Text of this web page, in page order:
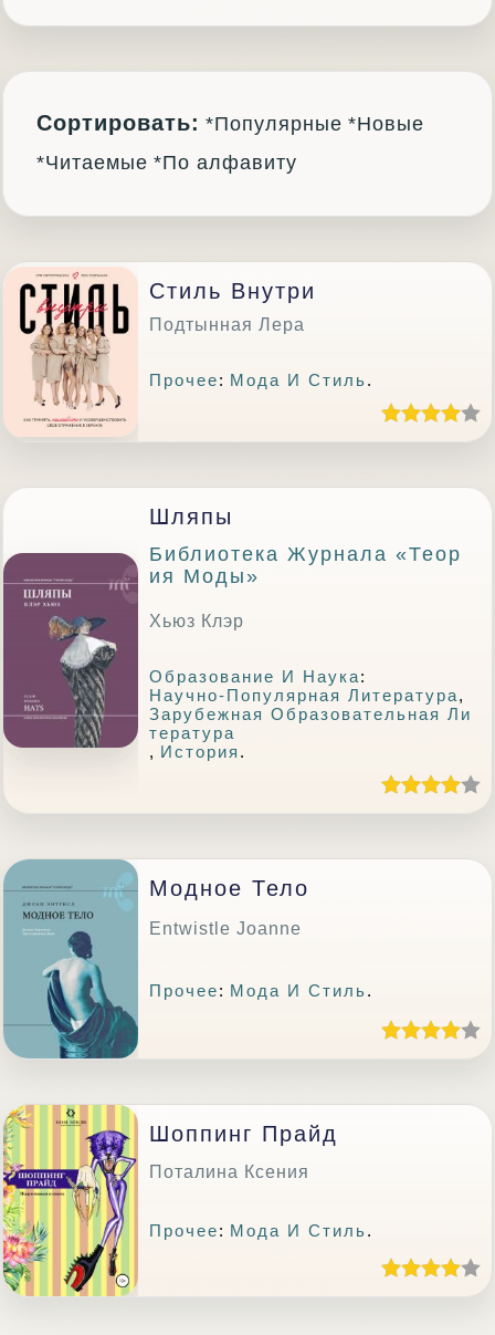
Сортировать: *Популярные *Новые
*Читаемые *По алфавиту
Стиль Внутри
Подтынная Лера
Прочее: Мода И Стиль.
Шляпы
Библиотека Журнала «Теор
Ия Моды»
Хьюз Клэр
Образование И Наука:
Научно-Популярная Литература,
Зарубежная Образовательная Ли
Тература
, История .
Модное Тело
Entwistle Joanne
Прочее: Мода И Стиль.
Шоппинг Прайд
Поталина Ксения
Прочее: Мода И Стиль.